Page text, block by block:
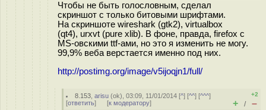
Чтобы не быть голословным, сделал
скриншот с только битовыми шрифтами.
На скриншоте wireshark (gtk2), virtualbox
(qt4), urxvt (pure xlib). В фоне, правда, firefox с
MS-овскими ttf-ами, но это я изменить не могу.
99,9% веба верстается именно под них.
http://postimg.org/image/v5ijoqjn1/full/
8.153 ,arisu (ok), 03:09, 11/01/2014 [^] [^^] [^^^]
[ответить] [к модератору]
+2
+ / –